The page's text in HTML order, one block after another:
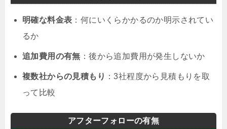
明確な料金表 ：何にいくらかかるのか明示されてい
るか
追加費用の有無 ：後から追加費用が発生しないか
複数社からの見積もり ：3社程度から見積もりを取
って比較
アフターフォローの有無